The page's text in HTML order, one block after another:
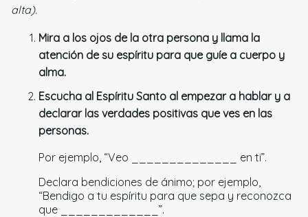
alta).
Mira a los ojos de la otra persona y llama la
atención de su espíritu para que guíe a cuerpo y
alma.
Escucha al Espíritu Santo al empezar a hablar y a
declarar las verdades positivas que ves en las
personas.
Por ejemplo, “Veo ______________ en ti”.
Declara bendiciones de ánimo; por ejemplo,
“Bendigo a tu espíritu para que sepa y reconozca
que _____________”.